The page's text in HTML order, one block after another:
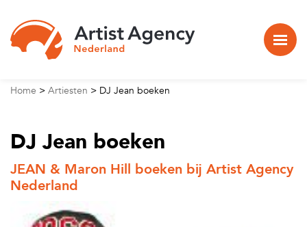
Home > Artiesten > DJ Jean boeken
DJ Jean boeken
JEAN & Maron Hill boeken bij Artist Agency
Nederland